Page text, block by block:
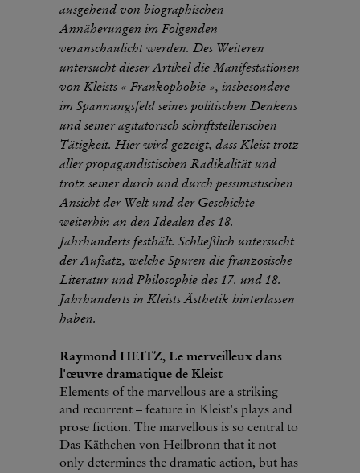
ausgehend von biographischen
Annäherungen im Folgenden
veranschaulicht werden. Des Weiteren
untersucht dieser Artikel die Manifestationen
von Kleists « Frankophobie », insbesondere
im Spannungsfeld seines politischen Denkens
und seiner agitatorisch schriftstellerischen
Tätigkeit. Hier wird gezeigt, dass Kleist trotz
aller propagandistischen Radikalität und
trotz seiner durch und durch pessimistischen
Ansicht der Welt und der Geschichte
weiterhin an den Idealen des 18.
Jahrhunderts festhält. Schließlich untersucht
der Aufsatz, welche Spuren die französische
Literatur und Philosophie des 17. und 18.
Jahrhunderts in Kleists Ästhetik hinterlassen
haben.
Raymond HEITZ, Le merveilleux dans
l'œuvre dramatique de Kleist
Elements of the marvellous are a striking –
and recurrent – feature in Kleist's plays and
prose fiction. The marvellous is so central to
Das Käthchen von Heilbronn that it not
only determines the dramatic action, but has